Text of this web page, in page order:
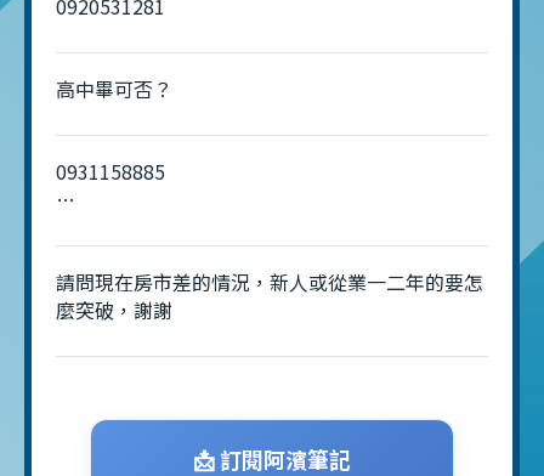
高中畢可否？
0931158885
請問現在房市差的情況，新人或從業一二年的要怎
麼突破，謝謝
📩 訂閱阿濱筆記